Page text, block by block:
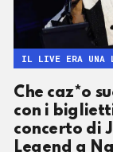
Che caz*o
con i
concerto di
Legend a
IL LIVE ERA UNA